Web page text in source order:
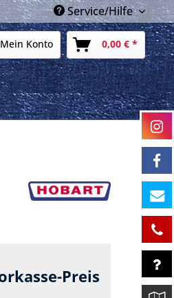
Service/Hilfe
Mein Konto 0,00 € *
Preis